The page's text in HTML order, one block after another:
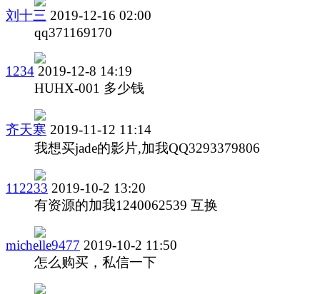
刘十三 2019-12-16 02:00
qq371169170
1234 2019-12-8 14:19
HUHX-001 多少钱
齐天寒 2019-11-12 11:14
我想买jade的影片,加我QQ3293379806
112233 2019-10-2 13:20
有资源的加我1240062539 互换
michelle9477 2019-10-2 11:50
怎么购买，私信一下